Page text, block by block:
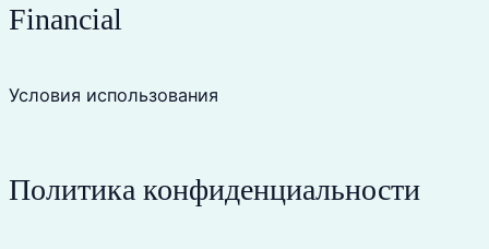
Financial
Условия использования
Политика конфиденциальности